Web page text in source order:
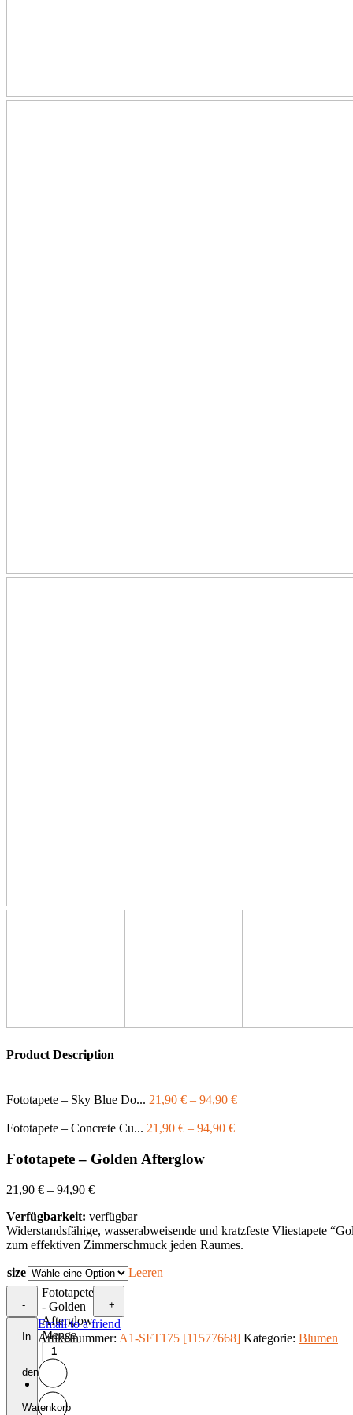
Product Description
Fototapete – Sky Blue Do... 21,90 € – 94,90 €
Fototapete – Concrete Cu... 21,90 € – 94,90 €
Fototapete – Golden Afterglow
21,90 € – 94,90 €
Verfügbarkeit: verfügbar
Widerstandsfähige, wasserabweisende und kratzfeste Vliestapete
zum effektiven Zimmerschmuck jeden Raumes.
size Leeren
-
Fototapete
- Golden
Afterglow
Menge
+
In
den
Warenkorb
Email to a friend
Artikelnummer: A1-SFT175 [11577668] Kategorie: Blumen